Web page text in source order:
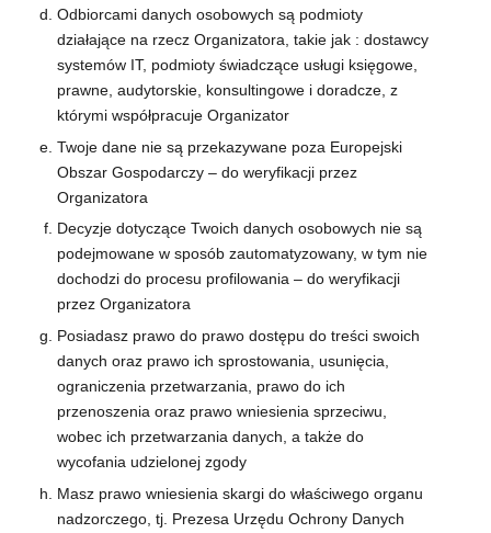
Odbiorcami danych osobowych są podmioty
działające na rzecz Organizatora, takie jak : dostawcy
systemów IT, podmioty świadczące usługi księgowe,
prawne, audytorskie, konsultingowe i doradcze, z
którymi współpracuje Organizator
Twoje dane nie są przekazywane poza Europejski
Obszar Gospodarczy – do weryfikacji przez
Organizatora
Decyzje dotyczące Twoich danych osobowych nie są
podejmowane w sposób zautomatyzowany, w tym nie
dochodzi do procesu profilowania – do weryfikacji
przez Organizatora
Posiadasz prawo do prawo dostępu do treści swoich
danych oraz prawo ich sprostowania, usunięcia,
ograniczenia przetwarzania, prawo do ich
przenoszenia oraz prawo wniesienia sprzeciwu,
wobec ich przetwarzania danych, a także do
wycofania udzielonej zgody
Masz prawo wniesienia skargi do właściwego organu
nadzorczego, tj. Prezesa Urzędu Ochrony Danych